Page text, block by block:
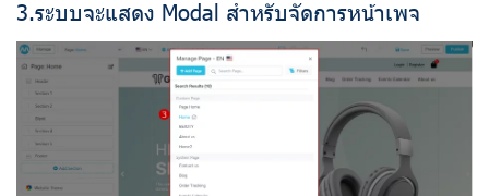
3.ระบบจะแสดง Modal สำหรับจัดการหน้าเพจ